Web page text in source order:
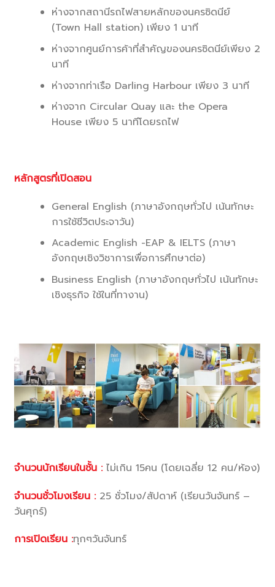
ห่างจากสถานีรถไฟสายหลักของนครซิดนีย์
(Town Hall station) เพียง 1 นาที
ห่างจากศูนย์การค้าที่สำคัญของนครซิดนีย์เพียง 2
นาที
ห่างจากท่าเรือ Darling Harbour เพียง 3 นาที
ห่างจาก Circular Quay และ the Opera
House เพียง 5 นาทีโดยรถไฟ
หลักสูตรที่เปิดสอน
General English (ภาษาอังกฤษทั่วไป เน้นทักษะ
การใช้ชีวิตประจาวัน)
Academic English -EAP & IELTS (ภาษา
อังกฤษเชิงวิชาการเพื่อการศึกษาต่อ)
Business English (ภาษาอังกฤษทั่วไป เน้นทักษะ
เชิงธุรกิจ ใช้ในที่ทางาน)
จำนวนนักเรียนในชั้น : ไม่เกิน 15คน (โดยเฉลี่ย 12 คน/ห้อง)
จำนวนชั่วโมงเรียน : 25 ชั่วโมง/สัปดาห์ (เรียนวันจันทร์ –
วันศุกร์)
การเปิดเรียน :ทุกๆวันจันทร์